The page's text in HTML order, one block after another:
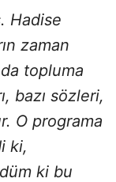
Hadise
zaman
topluma
bazı sözleri,
O programa
ki,
ki bu